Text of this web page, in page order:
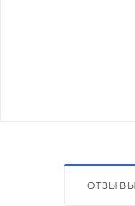
ОТЗЫВЫ